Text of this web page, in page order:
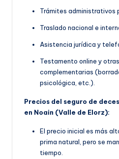
Trámites administrativos
Traslado nacional e
Asistencia jurídica y
Testamento online y
complementarias
psicológica, etc.).
Precios del seguro de
en Noain (Valle de Elorz):
El precio inicial es más
prima natural, pero se
tiempo.